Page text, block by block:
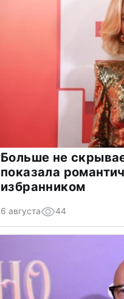
Больше не
показала
избранником
6 августа 44